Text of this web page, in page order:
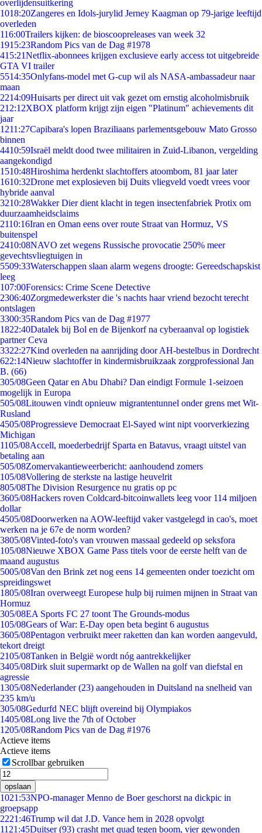
overlijdensuitkering
1018:20Zangeres en Idols-jurylid Jerney Kaagman op 79-jarige leeftijd
overleden
116:00Trailers kijken: de bioscoopreleases van week 32
1915:23Random Pics van de Dag #1978
415:21Netflix-abonnees krijgen exclusieve early access tot uitgebreide
GTA VI trailer
5514:35Onlyfans-model met G-cup wil als NASA-ambassadeur naar
maan
2214:09Huisarts per direct uit vak gezet om ernstig alcoholmisbruik
212:12XBOX platform krijgt zijn eigen "Platinum" achievements dit
jaar
1211:27Capibara's lopen Braziliaans parlementsgebouw Mato Grosso
binnen
4410:59Israël meldt dood twee militairen in Zuid-Libanon, vergelding
aangekondigd
1510:48Hiroshima herdenkt slachtoffers atoombom, 81 jaar later
1610:32Drone met explosieven bij Duits vliegveld voedt vrees voor
hybride aanval
3210:28Wakker Dier dient klacht in tegen insectenfabriek Protix om
duurzaamheidsclaims
2110:16Iran en Oman eens over route Straat van Hormuz, VS
buitenspel
2410:08NAVO zet wegens Russische provocatie 250% meer
gevechtsvliegtuigen in
5509:33Waterschappen slaan alarm wegens droogte: Gereedschapskist
leeg
107:00Forensics: Crime Scene Detective
2306:40Zorgmedewerkster die 's nachts haar vriend bezocht terecht
ontslagen
3300:35Random Pics van de Dag #1977
1822:40Datalek bij Bol en de Bijenkorf na cyberaanval op logistiek
partner Ceva
3322:27Kind overleden na aanrijding door AH-bestelbus in Dordrecht
622:14Nieuw slachtoffer in kindermisbruikzaak zorgprofessional Jan
B. (66)
305/08Geen Qatar en Abu Dhabi? Dan eindigt Formule 1-seizoen
mogelijk in Europa
505/08Litouwen vindt opnieuw migrantentunnel onder grens met Wit-
Rusland
4505/08Progressieve Democraat El-Sayed wint nipt voorverkiezing
Michigan
1105/08Accell, moederbedrijf Sparta en Batavus, vraagt uitstel van
betaling aan
505/08Zomervakantieweerbericht: aanhoudend zomers
105/08Vollering de sterkste na lastige heuvelrit
805/08The Division Resurgence nu gratis op pc
3605/08Hackers roven Coldcard-bitcoinwallets leeg voor 114 miljoen
dollar
4505/08Doorwerken na AOW-leeftijd vaker vastgelegd in cao's, moet
werken na je 67e de norm worden?
3805/08Vinted-foto's van vrouwen massaal gedeeld op seksfora
105/08Nieuwe XBOX Game Pass titels voor de eerste helft van de
maand augustus
5005/08Van den Brink zet nog eens 14 gemeenten onder toezicht om
spreidingswet
1805/08Iran overweegt Europese hulp bij ruimen mijnen in Straat van
Hormuz
305/08EA Sports FC 27 toont The Grounds-modus
105/08Gears of War: E-Day open beta begint 6 augustus
3605/08Pentagon verbruikt meer raketten dan kan worden aangevuld,
tekort dreigt
2105/08Tanken in België wordt nóg aantrekkelijker
3405/08Dirk sluit supermarkt op de Wallen na golf van diefstal en
agressie
1305/08Nederlander (23) aangehouden in Duitsland na snelheid van
235 km/u
305/08Gedurfd NEC blijft overeind bij Olympiakos
1405/08Long live the 7th of October
1205/08Random Pics van de Dag #1976
Actieve items
Actieve items
Scrollbar gebruiken
opslaan
1021:53NPO-manager Menno de Boer geschorst na dickpic in
groepsapp
2221:46Trump wil dat J.D. Vance hem in 2028 opvolgt
11 21:45Duitser (93) crasht met quad tegen boom, vier gewonden